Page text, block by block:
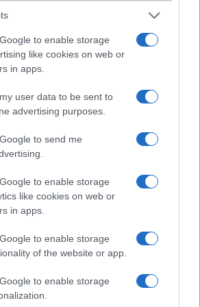
to enable storage
like cookies on web or
in apps.
user data to be sent to
advertising purposes.
to send me
to enable storage
like cookies on web or
in apps.
to enable storage
of the website or app.
to enable storage
meg az okostelefonok esetében nagyon
Sok esetben nem kapható feltöltőkártyás
mint a független változat. Csak két példát
szolgáltatónál kb 110 ezer Ft, míg
a kedvéért aláírni két évet valamelyik
Galaxy Spica esete szemléletesebb:
Ft-ba került, majd 2-3 hónapon belül
magyarországi Samsung garanciával),
előfizuval adta 55 ezerért és
fel a Telenornál az ára 65 ezerre számlás
is készüléktől függ, sokszor ha előfizuval
de én úgy vagyok vele, hogy inkább